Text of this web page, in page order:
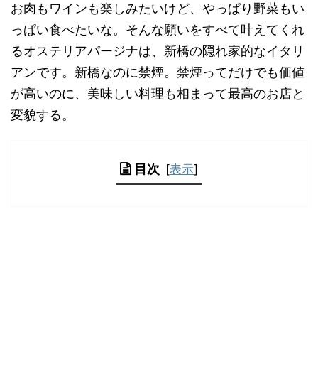
お肉もワインも楽しみたいけど、やっぱり野菜もい
っぱい食べたいな。そんな願いをすべて叶えてくれ
るオステリアパージナは、新橋の隠れ家的なイタリ
アンです。新橋なのに禁煙。禁煙ってだけでも価値
が高いのに、美味しい料理も相まって最高のお店と
変貌する。
目次 [表示]